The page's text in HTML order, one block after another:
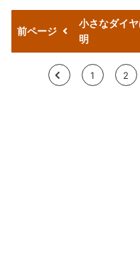
前ページ
小さなダイ
明
< 1 2